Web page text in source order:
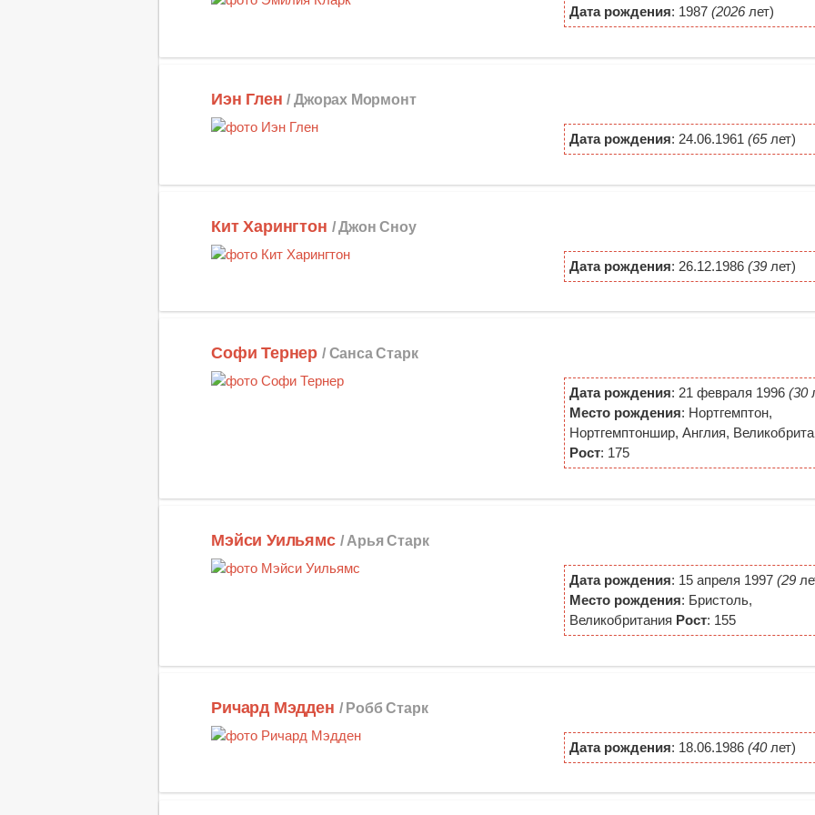
Дата рождения: 1987 (2026лет)
Иэн Глен / Джорах Мормонт
Дата рождения: 24.06.1961 (65лет)
Кит Харингтон / Джон Сноу
Дата рождения: 26.12.1986 (39лет)
Софи Тернер / Санса Старк
Дата рождения: 21 февраля 1996 (30
Место рождения: Нортгемптон,
Нортгемптоншир, Англия,
Рост: 175
Мэйси Уильямс / Арья Старк
Дата рождения: 15 апреля 1997 (29
Место рождения: Бристоль,
Великобритания Рост: 155
Ричард Мэдден / Робб Старк
Дата рождения: 18.06.1986 (40лет)